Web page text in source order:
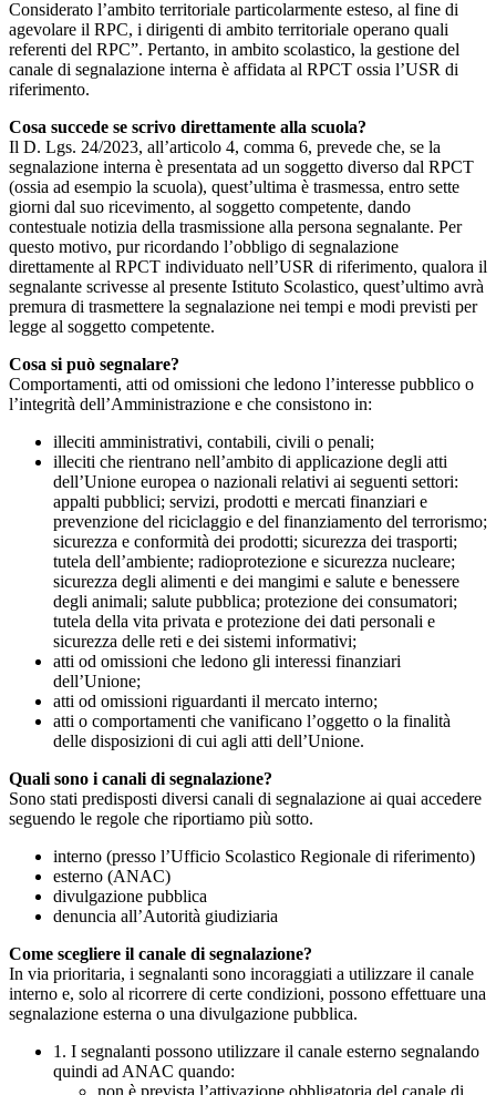
Considerato l’ambito territoriale particolarmente esteso, al fine di
agevolare il RPC, i dirigenti di ambito territoriale operano quali
referenti del RPC”. Pertanto, in ambito scolastico, la gestione del
canale di segnalazione interna è affidata al RPCT ossia l’USR di
riferimento.
Cosa succede se scrivo direttamente alla scuola?
Il D. Lgs. 24/2023, all’articolo 4, comma 6, prevede che, se la
segnalazione interna è presentata ad un soggetto diverso dal RPCT
(ossia ad esempio la scuola), quest’ultima è trasmessa, entro sette
giorni dal suo ricevimento, al soggetto competente, dando
contestuale notizia della trasmissione alla persona segnalante. Per
questo motivo, pur ricordando l’obbligo di segnalazione
direttamente al RPCT individuato nell’USR di riferimento, qualora il
segnalante scrivesse al presente Istituto Scolastico, quest’ultimo avrà
premura di trasmettere la segnalazione nei tempi e modi previsti per
legge al soggetto competente.
Cosa si può segnalare?
Comportamenti, atti od omissioni che ledono l’interesse pubblico o
l’integrità dell’Amministrazione e che consistono in:
illeciti amministrativi, contabili, civili o penali;
illeciti che rientrano nell’ambito di applicazione degli atti
dell’Unione europea o nazionali relativi ai seguenti settori:
appalti pubblici; servizi, prodotti e mercati finanziari e
prevenzione del riciclaggio e del finanziamento del terrorismo;
sicurezza e conformità dei prodotti; sicurezza dei trasporti;
tutela dell’ambiente; radioprotezione e sicurezza nucleare;
sicurezza degli alimenti e dei mangimi e salute e benessere
degli animali; salute pubblica; protezione dei consumatori;
tutela della vita privata e protezione dei dati personali e
sicurezza delle reti e dei sistemi informativi;
atti od omissioni che ledono gli interessi finanziari
dell’Unione;
atti od omissioni riguardanti il mercato interno;
atti o comportamenti che vanificano l’oggetto o la finalità
delle disposizioni di cui agli atti dell’Unione.
Quali sono i canali di segnalazione?
Sono stati predisposti diversi canali di segnalazione ai quai accedere
seguendo le regole che riportiamo più sotto.
interno (presso l’Ufficio Scolastico Regionale di riferimento)
esterno (ANAC)
divulgazione pubblica
denuncia all’Autorità giudiziaria
Come scegliere il canale di segnalazione?
In via prioritaria, i segnalanti sono incoraggiati a utilizzare il canale
interno e, solo al ricorrere di certe condizioni, possono effettuare una
segnalazione esterna o una divulgazione pubblica.
1. I segnalanti possono utilizzare il canale esterno segnalando
quindi ad ANAC quando: